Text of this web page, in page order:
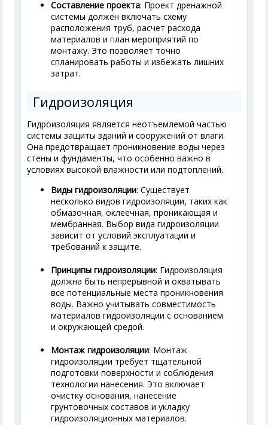
Составление проекта: Проект дренажной
системы должен включать схему
расположения труб, расчет расхода
материалов и план мероприятий по
монтажу. Это позволяет точно
спланировать работы и избежать лишних
затрат.
Гидроизоляция
Гидроизоляция является неотъемлемой частью
системы защиты зданий и сооружений от влаги.
Она предотвращает проникновение воды через
стены и фундаменты, что особенно важно в
условиях высокой влажности или подтоплений.
Виды гидроизоляции: Существует
несколько видов гидроизоляции, таких как
обмазочная, оклеечная, проникающая и
мембранная. Выбор вида гидроизоляции
зависит от условий эксплуатации и
требований к защите.
Принципы гидроизоляции: Гидроизоляция
должна быть непрерывной и охватывать
все потенциальные места проникновения
воды. Важно учитывать совместимость
материалов гидроизоляции с основанием
и окружающей средой.
Монтаж гидроизоляции: Монтаж
гидроизоляции требует тщательной
подготовки поверхности и соблюдения
технологии нанесения. Это включает
очистку основания, нанесение
грунтовочных составов и укладку
гидроизоляционных материалов.